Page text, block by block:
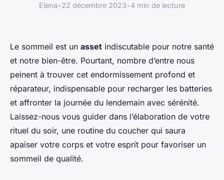
Elena•22 décembre 2023•4 min de lecture
Le sommeil est un asset indiscutable pour notre santé
et notre bien-être. Pourtant, nombre d’entre nous
peinent à trouver cet endormissement profond et
réparateur, indispensable pour recharger les batteries
et affronter la journée du lendemain avec sérénité.
Laissez-nous vous guider dans l’élaboration de votre
rituel du soir, une routine du coucher qui saura
apaiser votre corps et votre esprit pour favoriser un
sommeil de qualité.